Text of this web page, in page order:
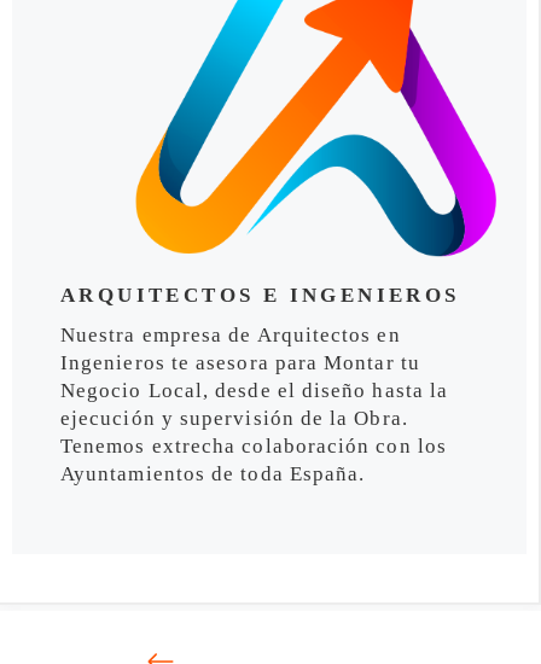
ARQUITECTOS E INGENIEROS
Nuestra empresa de Arquitectos en
Ingenieros te asesora para Montar tu
Negocio Local, desde el diseño hasta la
ejecución y supervisión de la Obra.
Tenemos extrecha colaboración con los
Ayuntamientos de toda España.